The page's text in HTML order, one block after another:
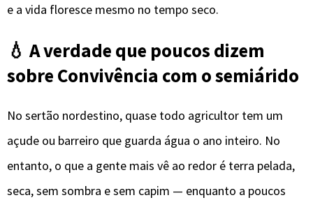
e a vida floresce mesmo no tempo seco.
💧 A verdade que poucos dizem
sobre Convivência com o semiárido
No sertão nordestino, quase todo agricultor tem um
açude ou barreiro que guarda água o ano inteiro. No
entanto, o que a gente mais vê ao redor é terra pelada,
seca, sem sombra e sem capim — enquanto a poucos